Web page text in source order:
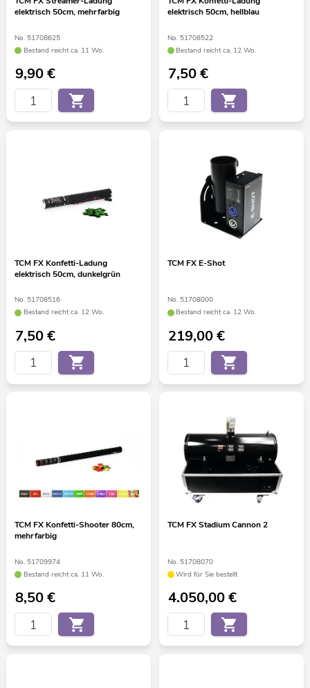
elektrisch 50cm, mehrfarbig
No. 51708625
Bestand reicht ca. 11 Wo.
9,90€
elektrisch 50cm, hellblau
No. 51708522
Bestand reicht ca. 12 Wo.
7,50€
TCM FX Konfetti-Ladung
elektrisch 50cm, dunkelgrün
No. 51708516
Bestand reicht ca. 12 Wo.
7,50€
TCM FX E-Shot
No. 51708000
Bestand reicht ca. 12 Wo.
219,00€
TCM FX Konfetti-Shooter 80cm,
mehrfarbig
No. 51709974
Bestand reicht ca. 11 Wo.
8,50€
TCM FX Stadium Cannon 2
No. 51708070
Wird für Sie bestellt
4.050,00€